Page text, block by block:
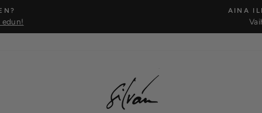
edun!
AINA